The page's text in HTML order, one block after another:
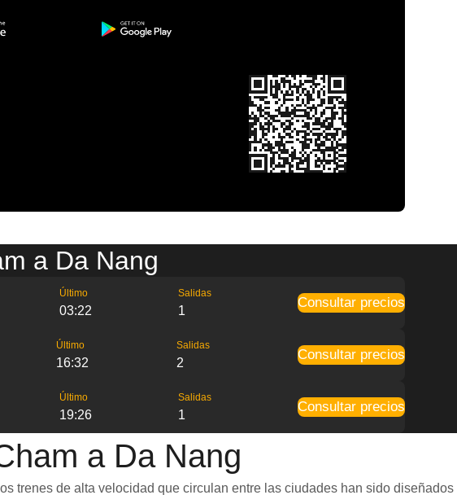
a Da Nang
Último
03:22
Salidas
1
Consultar precios
Último
16:32
Salidas
2
Consultar precios
Último
19:26
Salidas
1
Consultar precios
a Da Nang
trenes de alta velocidad que circulan entre las ciudades han sido diseñados